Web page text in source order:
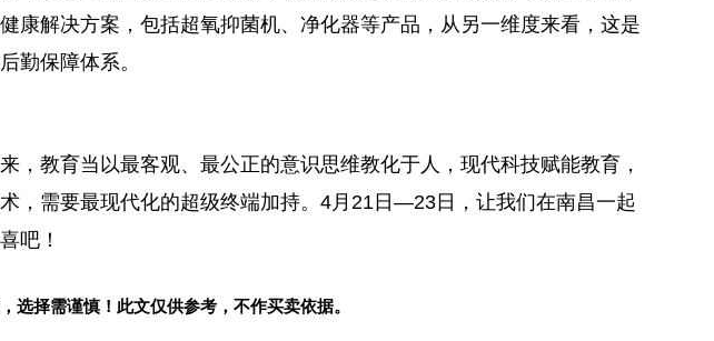
康解决方案，包括超氧抑菌机、净化器等产品，从另一维度来看，这是
勤保障体系。
，教育当以最客观、最公正的意识思维教化于人，现代科技赋能教育，
，需要最现代化的超级终端加持。4月21日—23日，让我们在南昌一起
吧！
选择需谨慎！此文仅供参考，不作买卖依据。